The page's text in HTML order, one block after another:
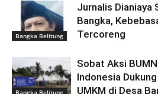
Bangka Belitung
Jurnalis Dianiaya
Bangka,
Tercoreng
Bangka Belitung
Sobat Aksi
Indonesia
UMKM di Desa